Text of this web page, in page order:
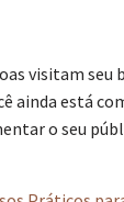
visitam seu
ainda está
o seu